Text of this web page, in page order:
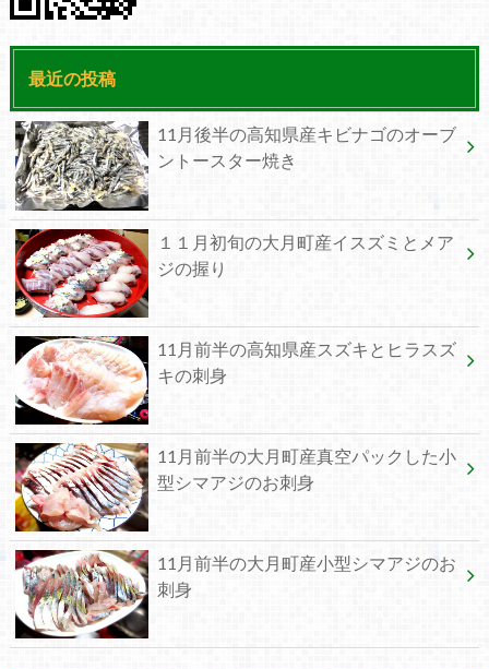
最近の投稿
11月後半の高知県産キビナゴのオーブ
ントースター焼き
１１月初旬の大月町産イスズミとメア
ジの握り
11月前半の高知県産スズキとヒラスズ
キの刺身
11月前半の大月町産真空パックした小
型シマアジのお刺身
11月前半の大月町産小型シマアジのお
刺身